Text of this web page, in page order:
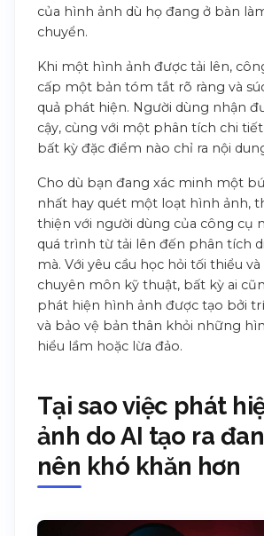
của hình ảnh dù họ đang ở bàn
chuyển.
Khi một hình ảnh được tải lên,
cấp một bản tóm tắt rõ ràng và
quả phát hiện. Người dùng nhận
cậy, cùng với một phân tích chi
bất kỳ đặc điểm nào chỉ ra nội
Cho dù bạn đang xác minh một
nhất hay quét một loạt hình ảnh,
thiện với người dùng của công cụ
quá trình từ tải lên đến phân tích
mà. Với yêu cầu học hỏi tối thiểu
chuyên môn kỹ thuật, bất kỳ ai
phát hiện hình ảnh được tạo bởi
và bảo vệ bản thân khỏi những
hiểu lầm hoặc lừa đảo.
Tại sao việc phát
ảnh do AI tạo ra
nên khó khăn hơn